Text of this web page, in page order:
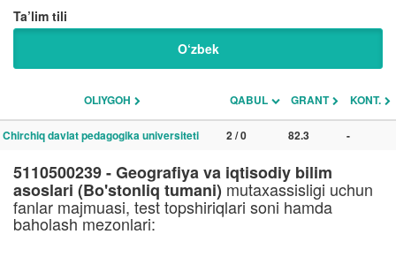
Ta’lim tili
O‘zbek
OLIYGOH QABUL GRANT KONT.
Chirchiq davlat pedagogika universiteti 2 / 0 82.3 -
5110500239 - Geografiya va iqtisodiy bilim
asoslari (Bo'stonliq tumani) mutaxassisligi uchun
fanlar majmuasi, test topshiriqlari soni hamda
baholash mezonlari: